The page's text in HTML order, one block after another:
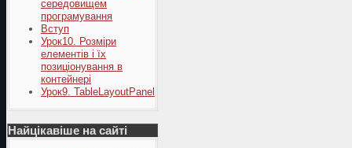
середовищем
програмування
Вступ
Урок10. Розміри
елементів і їх
позиціонування в
контейнері
Урок9. TableLayoutPanel
Найцікавіше на сайті